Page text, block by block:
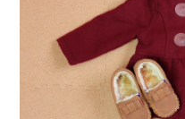
７〜１２歳児